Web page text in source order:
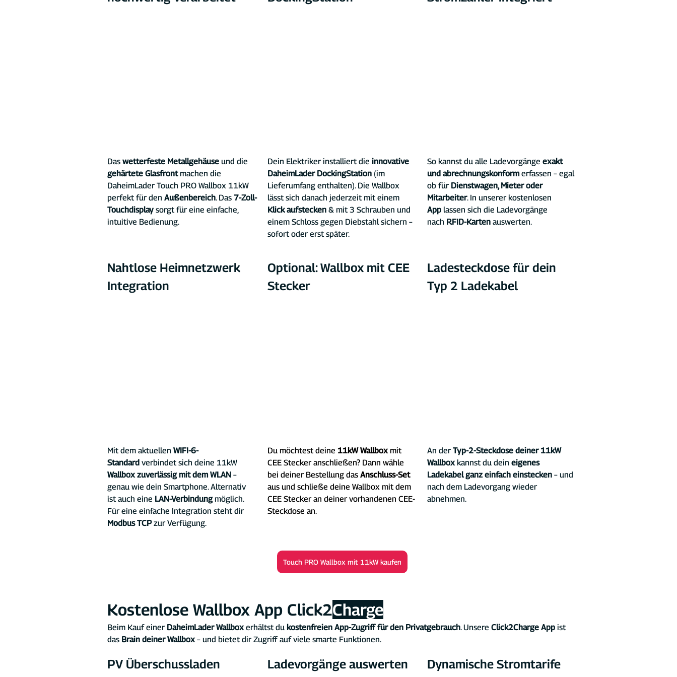
Das wetterfeste Metallgehäuse und die
gehärtete Glasfront machen die
DaheimLader Touch PRO Wallbox 11kW
perfekt für den Außenbereich. Das 7-Zoll-
Touchdisplay sorgt für eine einfache,
intuitive Bedienung.
Dein Elektriker installiert die innovative
DaheimLader DockingStation (im
Lieferumfang enthalten). Die Wallbox
lässt sich danach jederzeit mit einem
Klick aufstecken & mit 3 Schrauben und
einem Schloss gegen Diebstahl sichern –
sofort oder erst später.
So kannst du alle Ladevorgänge exakt
und abrechnungskonform erfassen – egal
ob für Dienstwagen, Mieter oder
Mitarbeiter. In unserer kostenlosen
App lassen sich die Ladevorgänge
nach RFID-Karten auswerten.
Nahtlose Heimnetzwerk
Integration
Mit dem aktuellen WIFI-6-
Standard verbindet sich deine 11kW
Wallbox zuverlässig mit dem WLAN –
genau wie dein Smartphone. Alternativ
ist auch eine LAN-Verbindung möglich.
Für eine einfache Integration steht dir
Modbus TCP zur Verfügung.
Optional: Wallbox mit CEE
Stecker
Du möchtest deine 11kW Wallbox mit
CEE Stecker anschließen? Dann wähle
bei deiner Bestellung das Anschluss-Set
aus und schließe deine Wallbox mit dem
CEE Stecker an deiner vorhandenen CEE-
Steckdose an.
Ladesteckdose für dein
Typ 2 Ladekabel
An der Typ-2-Steckdose deiner 11kW
Wallbox kannst du dein eigenes
Ladekabel ganz einfach einstecken – und
nach dem Ladevorgang wieder
abnehmen.
Touch PRO Wallbox mit 11kW kaufen
Kostenlose Wallbox App Click2Charge
Beim Kauf einer DaheimLader Wallbox erhältst du kostenfreien App-Zugriff für den Privatgebrauch. Unsere Click2Charge App ist
das Brain deiner Wallbox – und bietet dir Zugriff auf viele smarte Funktionen.
PV Überschussladen Ladevorgänge auswerten Dynamische Stromtarife